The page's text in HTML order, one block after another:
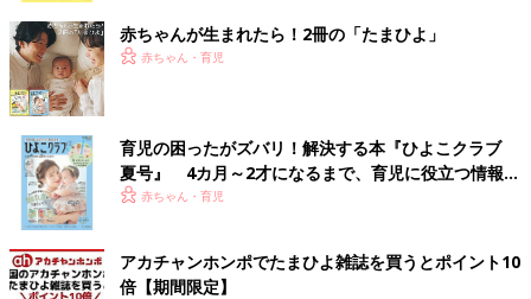
赤ちゃんが生まれたら！2冊の「たまひよ」
赤ちゃん・育児
育児の困ったがズバリ！解決する本『ひよこクラブ
夏号』 4カ月～2才になるまで、育児に役立つ情報が
いっぱい！
赤ちゃん・育児
アカチャンホンポでたまひよ雑誌を買うとポイント10
倍【期間限定】